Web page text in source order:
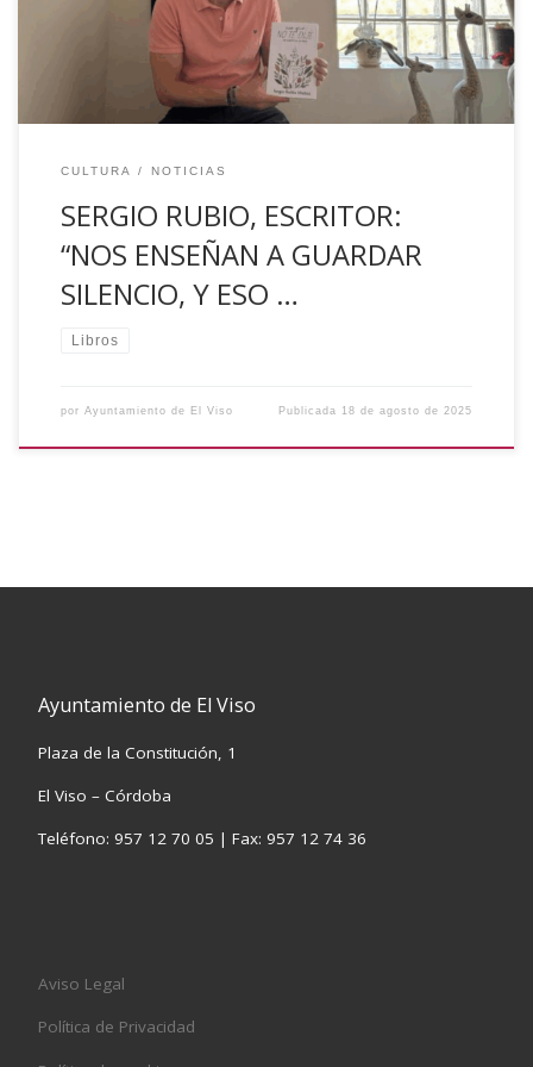
podéis ver en https://bit.ly/4lQE33z ¡Enhorabuena, Sergio!
Ayuntamiento de El Viso
CULTURA NOTICIAS
SERGIO RUBIO, ESCRITOR:
“NOS ENSEÑAN A GUARDAR
SILENCIO, Y ESO …
Libros
por Ayuntamiento de El Viso Publicada 18 de agosto de 2025
Ayuntamiento de El Viso
Plaza de la Constitución, 1
El Viso – Córdoba
Teléfono: 957 12 70 05 | Fax: 957 12 74 36
Aviso Legal
Política de Privacidad